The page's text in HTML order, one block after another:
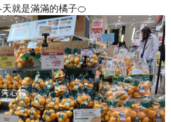
天就是滿滿的橘子🍊